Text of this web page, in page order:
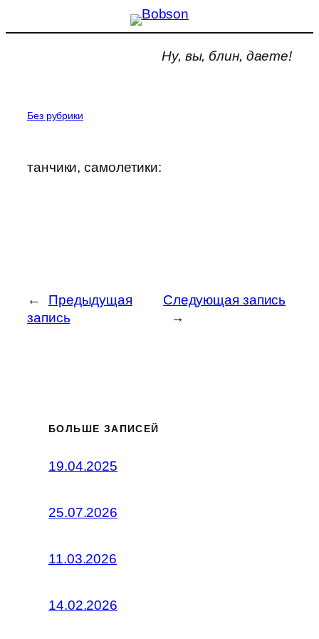
Ну, вы, блин, даете!
Без рубрики
танчики, самолетики:
←
Предыдущая
запись
Следующая запись
→
БОЛЬШЕ ЗАПИСЕЙ
19.04.2025
25.07.2026
11.03.2026
14.02.2026